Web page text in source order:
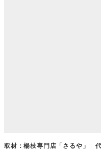
取材：楊枝専門店「さるや」